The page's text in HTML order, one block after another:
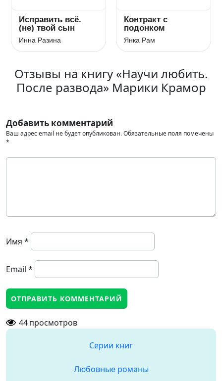
Исправить всё.
(не) твой сын
Инна Разина
Контракт с
подонком
Янка Рам
Отзывы на книгу «Научи любить.
После развода» Марики Крамор
Добавить комментарий
Ваш адрес email не будет опубликован.Обязательные поля помечены
*
Имя *
Email *
44просмотров
Серии книг
Любовные романы